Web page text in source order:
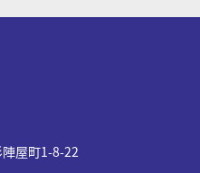
屋町1-8-22